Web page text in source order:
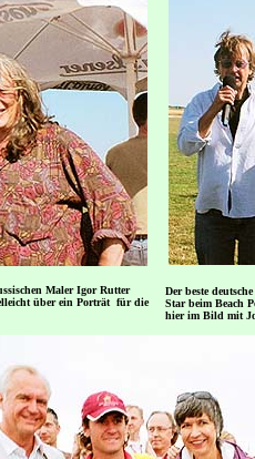
Maler Igor Rutter
über ein Porträt für die
Der beste
Star beim Beach
hier im Bild mit